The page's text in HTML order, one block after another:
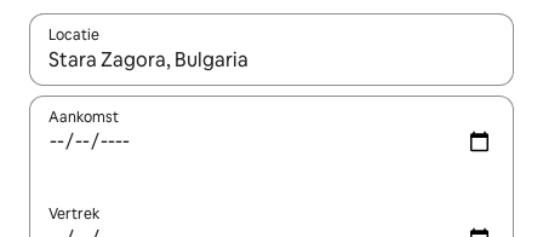
Locatie
Wanneer er suggesties beschikbaar zijn, maak je een keuze
Aankomst
Vertrek